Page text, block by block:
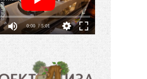
0:00 / 5:01